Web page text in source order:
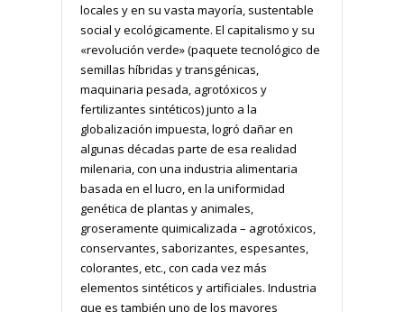
locales y en su vasta mayoría, sustentable
social y ecológicamente. El capitalismo y su
«revolución verde» (paquete tecnológico de
semillas híbridas y transgénicas,
maquinaria pesada, agrotóxicos y
fertilizantes sintéticos) junto a la
globalización impuesta, logró dañar en
algunas décadas parte de esa realidad
milenaria, con una industria alimentaria
basada en el lucro, en la uniformidad
genética de plantas y animales,
groseramente quimicalizada – agrotóxicos,
conservantes, saborizantes, espesantes,
colorantes, etc., con cada vez más
elementos sintéticos y artificiales. Industria
que es también uno de los mayores